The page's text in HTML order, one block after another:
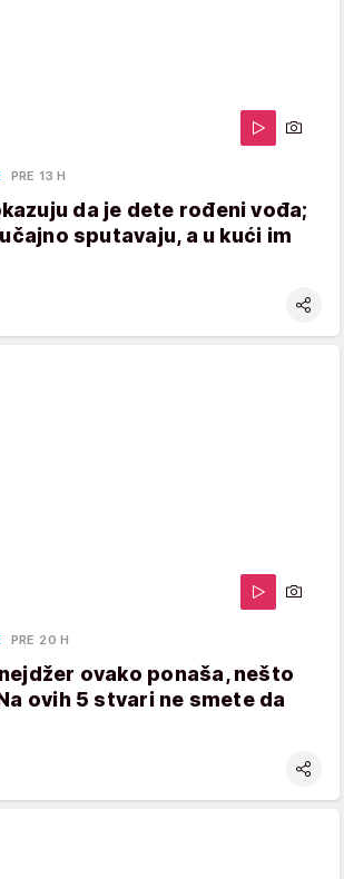
PRE 13 H
da je dete rođeni vođa;
sputavaju, a u kući im
PRE 20 H
ovako ponaša, nešto
ovih 5 stvari ne smete da